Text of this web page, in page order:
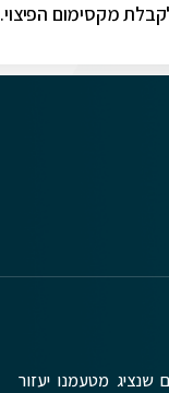
מקסימום הפיצוי.
שנציג מטעמנו יעזור